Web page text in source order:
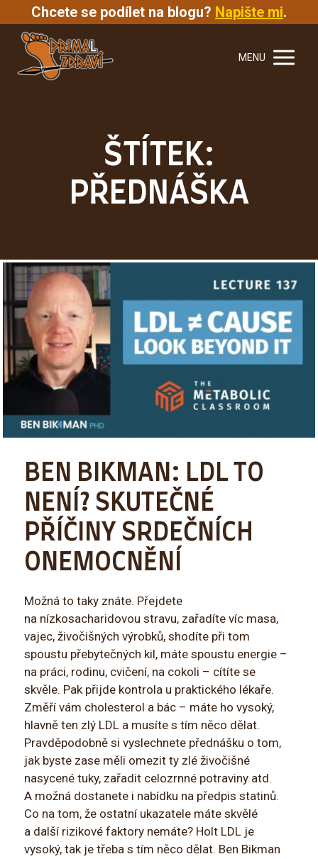
Chcete se podílet na blogu? Napište mi.
MENU
ŠTÍTEK:
PŘEDNÁŠKA
BEN BIKMAN: LDL TO
NENÍ? SKUTEČNÉ
PŘÍČINY SRDEČNÍCH
ONEMOCNĚNÍ
Možná to taky znáte. Přejdete
na nízkosacharidovou stravu, zařadíte víc masa,
vajec, živočišných výrobků, shodíte při tom
spoustu přebytečných kil, máte spoustu energie –
na práci, rodinu, cvičení, na cokoli – cítíte se
skvěle. Pak přijde kontrola u praktického lékaře.
Změří vám cholesterol a bác – máte ho vysoký,
hlavně ten zlý LDL a musíte s tím něco dělat.
Pravděpodobně si vyslechnete přednášku o tom,
jak byste zase měli omezit ty zlé živočišné
nasycené tuky, zařadit celozrnné potraviny atd.
A možná dostanete i nabídku na předpis statinů.
Co na tom, že ostatní ukazatele máte skvělé
a další rizikové faktory nemáte? Holt LDL je
vysoký, tak je třeba s tím něco dělat. Ben Bikman